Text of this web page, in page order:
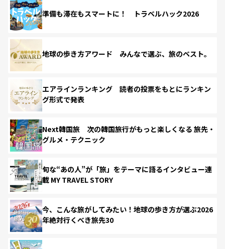
準備も滞在もスマートに！ トラベルハック2026
地球の歩き方アワード みんなで選ぶ、旅のベスト。
エアラインランキング 読者の投票をもとにランキン
グ形式で発表
Next韓国旅 次の韓国旅行がもっと楽しくなる 旅先・
グルメ・テクニック
旬な“あの人”が「旅」をテーマに語るインタビュー連
載 MY TRAVEL STORY
今、こんな旅がしてみたい！地球の歩き方が選ぶ2026
年絶対行くべき旅先30